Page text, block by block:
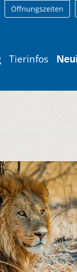
Öffnungszeiten
Tierinfos